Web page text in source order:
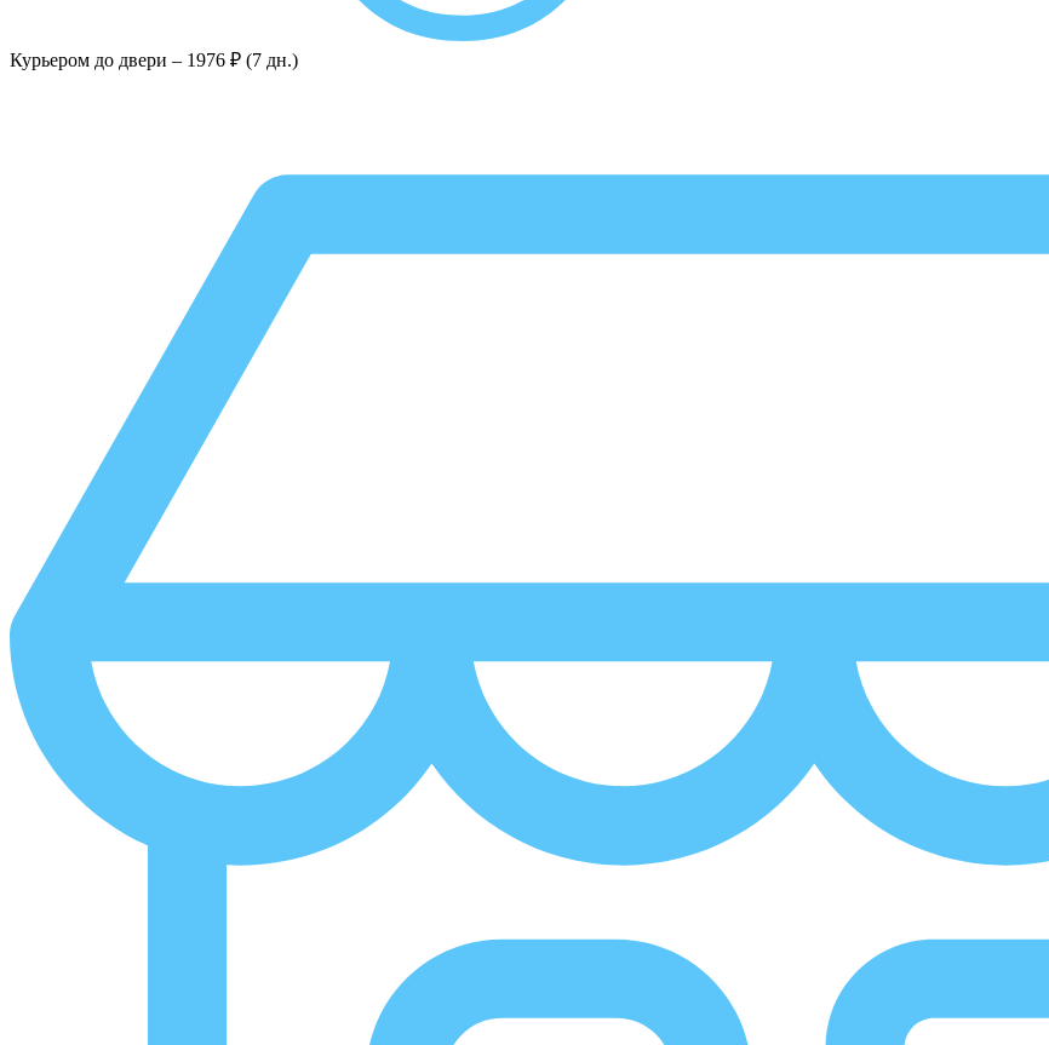
Курьером до двери – 1976 ₽ (7 дн.)